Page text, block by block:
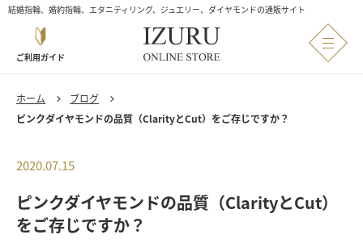
結婚指輪、婚約指輪、エタニティリング、ジュエリー、ダイヤモンドの通販サイト
ご利用ガイド
ホーム
ブログ
ピンクダイヤモンドの品質（ClarityとCut）をご存じですか？
2020.07.15
ピンクダイヤモンドの品質（ClarityとCut）
をご存じですか？